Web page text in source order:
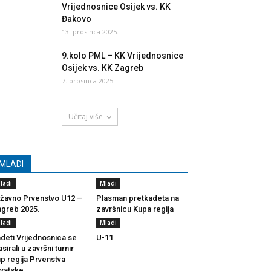
Vrijednosnice Osijek vs. KK
Đakovo
13. prosinca 2025.
9.kolo PML – KK Vrijednosnice
Osijek vs. KK Zagreb
7. prosinca 2025.
Učitaj više
MLADI
Prvenstvo U12 –
2025.
Mladi
Plasman pretkadeta na
završnicu Kupa regija
Vrijednosnica se
u završni turnir
regija Prvenstva
Mladi
U-11